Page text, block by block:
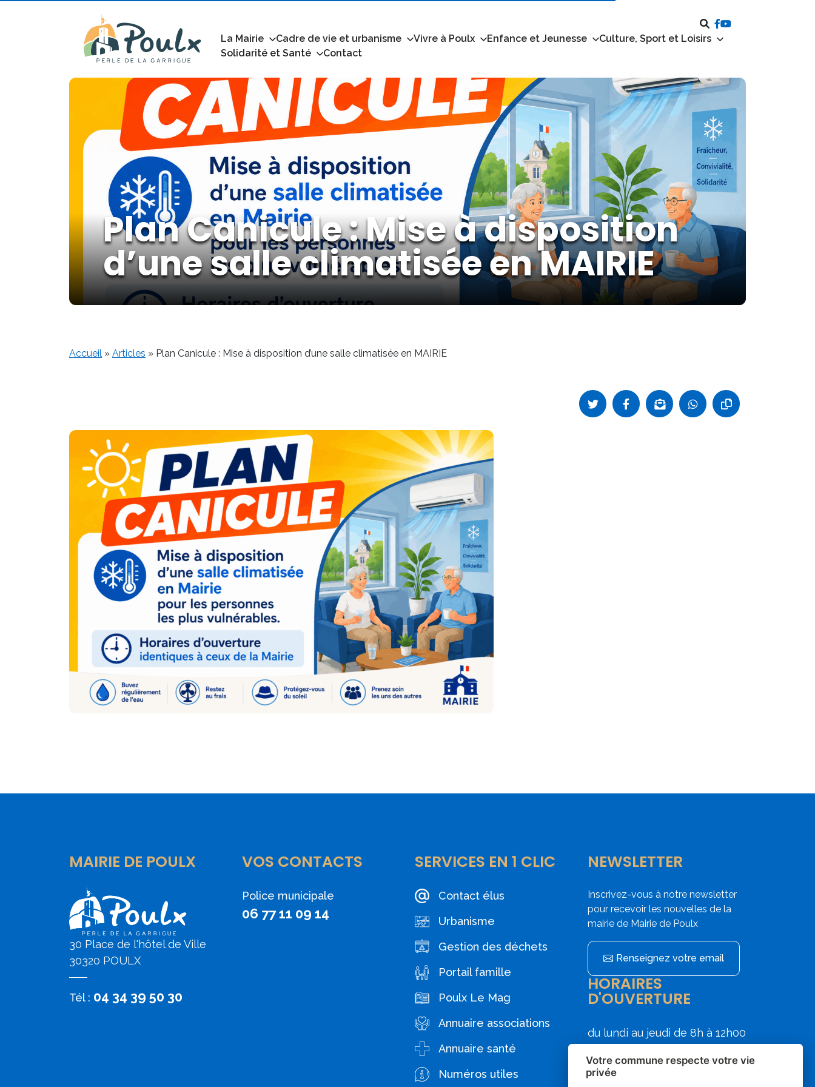
La Mairie Cadre de vie et urbanisme Vivre à Poulx Enfance et Jeunesse
Culture, Sport et Loisirs
Solidarité et Santé
Contact
Plan Canicule : Mise à disposition
d’une salle climatisée en MAIRIE
Accueil » Articles » Plan Canicule : Mise à disposition d’une salle climatisée en MAIRIE
MAIRIE DE POULX
30 Place de l'hôtel de Ville
30320 POULX
Tél : 04 34 39 50 30
VOS CONTACTS
Police municipale
06 77 11 09 14
SERVICES EN 1 CLIC
Contact élus
Urbanisme
Gestion des déchets
Portail famille
Poulx Le Mag
Annuaire associations
Annuaire santé
Numéros utiles
NEWSLETTER
Inscrivez-vous à notre newsletter
pour recevoir les nouvelles de la
mairie de Mairie de Poulx
Renseignez votre email
HORAIRES
D'OUVERTURE
du lundi au jeudi de 8h à 12h00
le vendredi de 8h00 à 12h00
Votre commune respecte votre vie
privée